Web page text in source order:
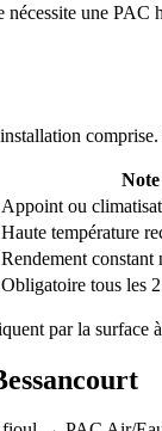
une
Note
Appoint ou
Haute température
Rendement constant
Obligatoire tous les
par la surface